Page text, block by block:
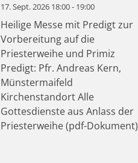
17. Sept. 2026 18:00 - 19:00
Heilige Messe mit Predigt zur
Vorbereitung auf die
Priesterweihe und Primiz
Predigt: Pfr. Andreas Kern,
Münstermaifeld
Kirchenstandort Alle
Gottesdienste aus Anlass der
Priesterweihe (pdf-Dokument)